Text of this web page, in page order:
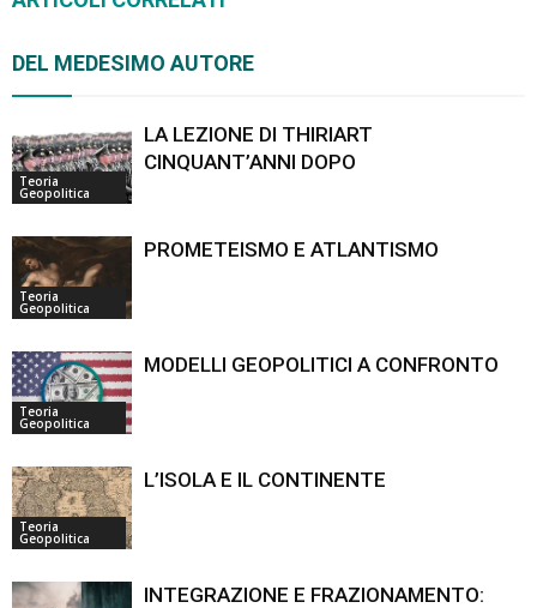
DEL MEDESIMO AUTORE
Teoria
Geopolitica
LA LEZIONE DI THIRIART
CINQUANT’ANNI DOPO
Teoria
Geopolitica
PROMETEISMO E ATLANTISMO
Teoria
Geopolitica
MODELLI GEOPOLITICI A CONFRONTO
Teoria
Geopolitica
L’ISOLA E IL CONTINENTE
INTEGRAZIONE E FRAZIONAMENTO: